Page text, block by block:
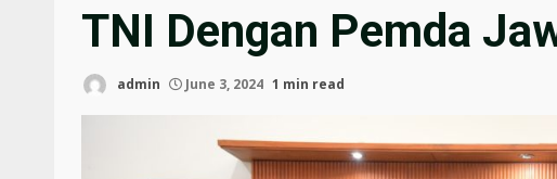
TNI Dengan Pemda
admin June 3, 2024 1 min read